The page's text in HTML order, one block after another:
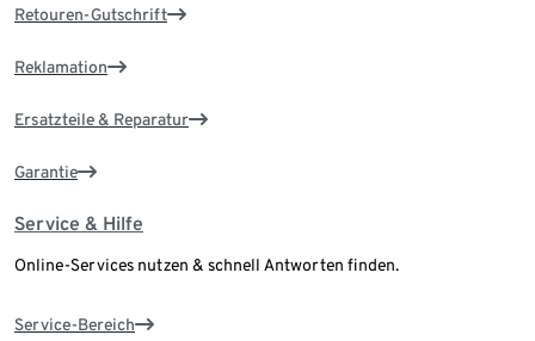
Retouren-Gutschrift
Reklamation
Ersatzteile & Reparatur
Garantie
Service & Hilfe
Online-Services nutzen & schnell Antworten finden.
Service-Bereich